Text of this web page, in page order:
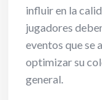
influir en la
jugadores
eventos que se
optimizar su
general.